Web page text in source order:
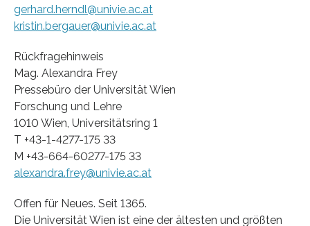
gerhard.herndl@univie.ac.at
kristin.bergauer@univie.ac.at
Rückfragehinweis
Mag. Alexandra Frey
Pressebüro der Universität Wien
Forschung und Lehre
1010 Wien, Universitätsring 1
T +43-1-4277-175 33
M +43-664-60277-175 33
alexandra.frey@univie.ac.at
Offen für Neues. Seit 1365.
Die Universität Wien ist eine der ältesten und größten